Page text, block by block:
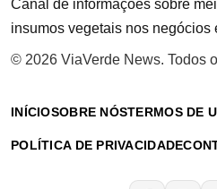
Canal de informações sobre
insumos vegetais nos negócios
© 2026 ViaVerde News. Todos
INÍCIOSOBRE NÓSTERMOS DE
POLÍTICA DE PRIVACIDADE